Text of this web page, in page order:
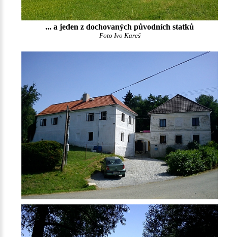
... a jeden z dochovaných původních statků
Foto Ivo Kareš